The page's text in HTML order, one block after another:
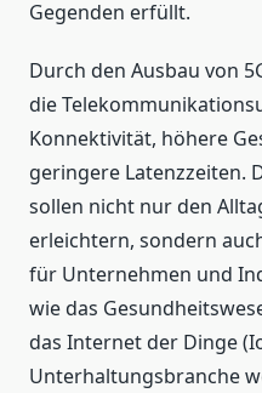
Gegenden erfüllt.
Durch den Ausbau von
die
Konnektivität, höhere
geringere Latenzzeiten.
sollen nicht nur den
erleichtern, sondern
für Unternehmen und
wie das
das Internet der Dinge
Unterhaltungsbranche